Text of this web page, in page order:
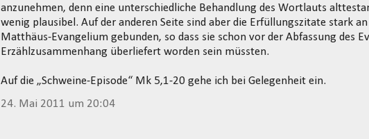
anzunehmen, denn eine unterschiedliche Behandlung des Wortlauts
wenig plausibel. Auf der anderen Seite sind aber die Erfüllungszitate stark
Matthäus-Evangelium gebunden, so dass sie schon vor der Abfassung des
Erzählzusammenhang überliefert worden sein müssten.
Auf die „Schweine-Episode“ Mk 5,1-20 gehe ich bei Gelegenheit ein.
24. Mai 2011 um 20:04